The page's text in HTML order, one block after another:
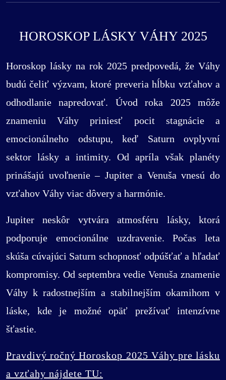
HOROSKOP LÁSKY VÁHY 2025
Horoskop lásky na rok 2025 predpovedá, že Váhy
budú čeliť výzvam, ktoré preveria hĺbku vzťahov a
odhodlanie napredovať. Úvod roka 2025 môže
znameniu Váhy priniesť pocit stagnácie a
emocionálneho odstupu, keď Saturn ovplyvní
sektor lásky a intimity. Od apríla však planéty
prinášajú uvoľnenie – Jupiter a Venuša vnesú do
vzťahov Váhy viac dôvery a harmónie.
Jupiter neskôr vytvára atmosféru lásky, ktorá
podporuje emocionálne uzdravenie. Počas leta
skúša cúvajúci Saturn schopnosť odpúšťať a hľadať
kompromisy. Od septembra vedie Venuša znamenie
Váhy k radostnejším a stabilnejším okamihom v
láske, kde je možné opäť prežívať intenzívne
šťastie.
Pravdivý ročný Horoskop 2025 Váhy pre lásku
a vzťahy nájdete TU: